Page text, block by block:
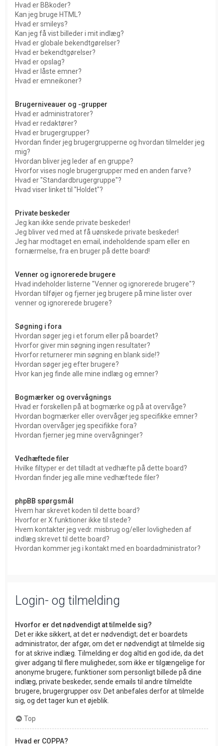
Hvad er BBkoder?
Kan jeg bruge HTML?
Hvad er smileys?
Kan jeg få vist billeder i mit indlæg?
Hvad er globale bekendtgørelser?
Hvad er bekendtgørelser?
Hvad er opslag?
Hvad er låste emner?
Hvad er emneikoner?
Brugerniveauer og -grupper
Hvad er administratorer?
Hvad er redaktører?
Hvad er brugergrupper?
Hvordan finder jeg brugergrupperne og hvordan tilmelder jeg
mig?
Hvordan bliver jeg leder af en gruppe?
Hvorfor vises nogle brugergrupper med en anden farve?
Hvad er "Standardbrugergruppe"?
Hvad viser linket til "Holdet"?
Private beskeder
Jeg kan ikke sende private beskeder!
Jeg bliver ved med at få uønskede private beskeder!
Jeg har modtaget en email, indeholdende spam eller en
fornærmelse, fra en bruger på dette board!
Venner og ignorerede brugere
Hvad indeholder listerne "Venner og ignorerede brugere"?
Hvordan tilføjer og fjerner jeg brugere på mine lister over
venner og ignorerede brugere?
Søgning i fora
Hvordan søger jeg i et forum eller på boardet?
Hvorfor giver min søgning ingen resultater?
Hvorfor returnerer min søgning en blank side!?
Hvordan søger jeg efter brugere?
Hvor kan jeg finde alle mine indlæg og emner?
Bogmærker og overvågnings
Hvad er forskellen på at bogmærke og på at overvåge?
Hvordan bogmærker eller overvåger jeg specifikke emner?
Hvordan overvåger jeg specifikke fora?
Hvordan fjerner jeg mine overvågninger?
Vedhæftede filer
Hvilke filtyper er det tilladt at vedhæfte på dette board?
Hvordan finder jeg alle mine vedhæftede filer?
phpBB spørgsmål
Hvem har skrevet koden til dette board?
Hvorfor er X funktioner ikke til stede?
Hvem kontakter jeg vedr. misbrug og/eller lovligheden af
indlæg skrevet til dette board?
Hvordan kommer jeg i kontakt med en boardadministrator?
Login- og tilmelding
Hvorfor er det nødvendigt at tilmelde sig?
Det er ikke sikkert, at det er nødvendigt; det er boardets
administrator, der afgør, om det er nødvendigt at tilmelde sig
for at skrive indlæg. Tilmelding er dog altid en god ide, da det
giver adgang til flere muligheder, som ikke er tilgængelige for
anonyme brugere; funktioner som personligt billede på dine
indlæg, private beskeder, sende emails til andre tilmeldte
brugere, brugergrupper osv. Det anbefales derfor at tilmelde
sig, og det tager kun et øjeblik.
Top
Hvad er COPPA?